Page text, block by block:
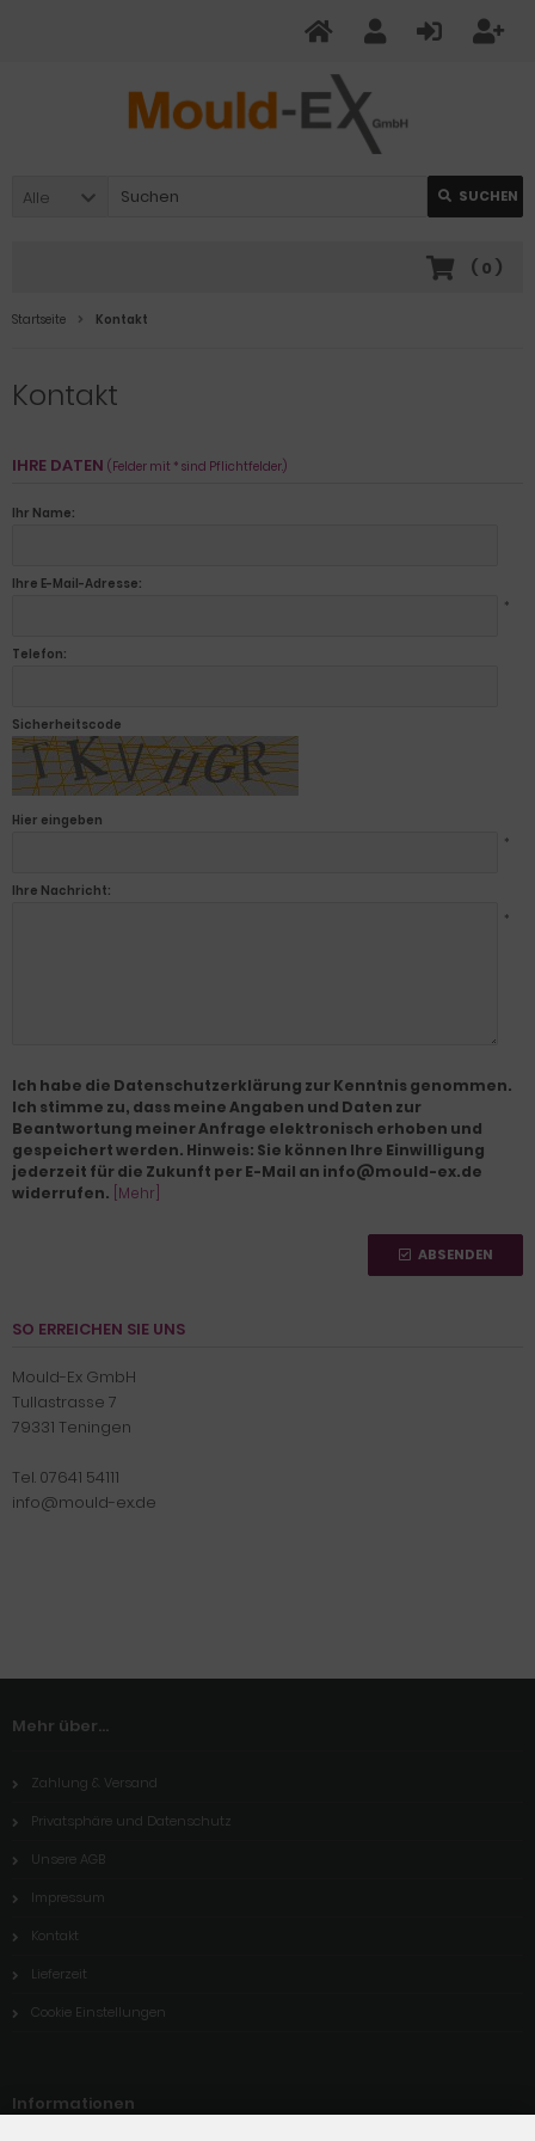
Alle SUCHEN
( 0 )
Startseite Kontakt
Kontakt
IHRE DATEN (Felder mit * sind Pflichtfelder.)
Ihr Name:
Ihre E-Mail-Adresse:
*
Telefon:
Sicherheitscode
Hier eingeben
*
Ihre Nachricht:
*
Ich habe die Datenschutzerklärung zur Kenntnis genommen.
Ich stimme zu, dass meine Angaben und Daten zur
Beantwortung meiner Anfrage elektronisch erhoben und
gespeichert werden. Hinweis: Sie können Ihre Einwilligung
jederzeit für die Zukunft per E-Mail an info@mould-ex.de
widerrufen. [Mehr]
ABSENDEN
SO ERREICHEN SIE UNS
Mould-Ex GmbH
Tullastrasse 7
79331 Teningen
Tel. 07641 54111
info@mould-ex.de
Mehr über...
Zahlung & Versand
Privatsphäre und Datenschutz
Unsere AGB
Impressum
Kontakt
Lieferzeit
Cookie Einstellungen
Informationen